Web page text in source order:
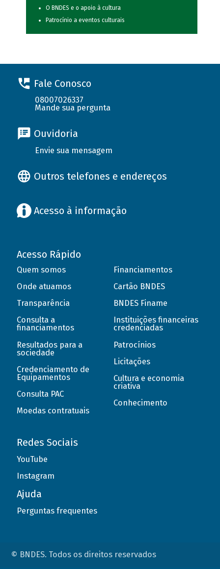
O BNDES e o apoio à cultura
Patrocínio a eventos culturais
Fale Conosco
08007026337
Mande sua pergunta
Ouvidoria
Envie sua mensagem
Outros telefones e endereços
Acesso à informação
Acesso Rápido
Quem somos
Onde atuamos
Transparência
Consulta a
financiamentos
Resultados para a
sociedade
Credenciamento de
Equipamentos
Consulta PAC
Moedas contratuais
Financiamentos
Cartão BNDES
BNDES Finame
Instituições financeiras
credenciadas
Patrocínios
Licitações
Cultura e economia
criativa
Conhecimento
Redes Sociais
YouTube
Instagram
Ajuda
Perguntas frequentes
© BNDES. Todos os direitos reservados